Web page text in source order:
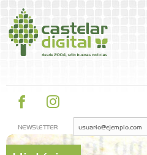
NEWSLETTER